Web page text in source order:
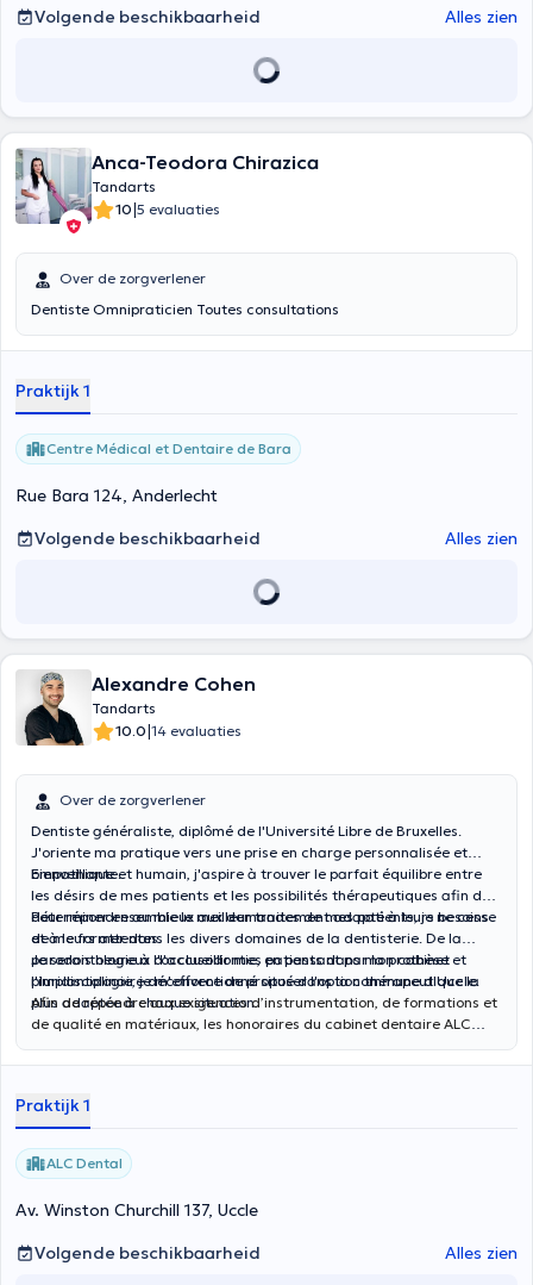
Volgende beschikbaarheid
Alles zien
Anca-Teodora Chirazica
Tandarts
10|5 evaluaties
Over de zorgverlener
Dentiste Omnipraticien Toutes consultations
Praktijk 1
Centre Médical et Dentaire de Bara
Rue Bara 124, Anderlecht
Volgende beschikbaarheid
Alles zien
Alexandre Cohen
Tandarts
10.0|14 evaluaties
Over de zorgverlener
Dentiste généraliste, diplômé de l'Université Libre de Bruxelles.
J'oriente ma pratique vers une prise en charge personnalisée et
bienveillante.
Empathique et humain, j'aspire à trouver le parfait équilibre entre
les désirs de mes patients et les possibilités thérapeutiques afin de
déterminer ensemble le meilleur traitement adapté à leurs besoins
et à leurs attentes.
Pour répondre au mieux aux demandes de mes patients, je ne cesse
de me former dans les divers domaines de la dentisterie. De la
parodontologie à l'occlusodontie, en passant par la prothèse et
l'implantologie, je m'efforce de proposer l'option thérapeutique la
plus adaptée à chaque situation.
Je serais heureux d'accueillir mes patients dans mon cabinet
pluridisciplinaire déconventionné situé dans la commune d'Uccle.
Afin de répondre aux exigences d’instrumentation, de formations et
de qualité en matériaux, les honoraires du cabinet dentaire ALC
Praktijk 1
ALC Dental
Av. Winston Churchill 137, Uccle
Volgende beschikbaarheid
Alles zien